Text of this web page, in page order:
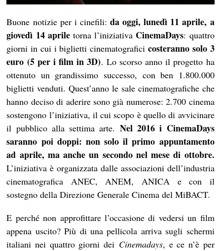
Buone notizie per i cinefili: da oggi, lunedì 11 aprile, a
giovedì 14 apriletorna l’iniziativa CinemaDays: quattro
giorni in cui i biglietti cinematograficicosteranno solo 3
euro (5 per i film in 3D). Lo scorso anno il progetto ha
ottenuto un grandissimo successo, con ben 1.800.000
biglietti venduti. Quest’anno le sale cinematografiche che
hanno deciso di aderire sono già numerose: 2.700 cinema
sostengono l’iniziativa, il cui scopo è quello di avvicinare
il pubblico alla settima arte. Nel 2016 i CinemaDays
saranno poi doppi: non solo il primo appuntamento
ad aprile, ma anche un secondo nel mese di ottobre.
L’iniziativa è organizzata dalle associazioni dell’industria
cinematografica ANEC, ANEM, ANICA e con il
sostegno della Direzione Generale Cinema del MiBACT.
E perché non approfittare l’occasione di vedersi un film
appena uscito? Più di una pellicola arriva sugli schermi
italiani nei quattro giorni dei Cinemadays, e ce n’è per